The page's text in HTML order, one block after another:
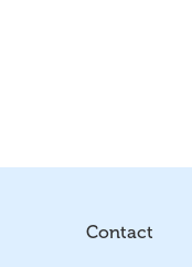
Contact